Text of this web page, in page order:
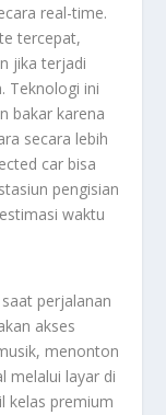
real-time.
tercepat,
jika terjadi
Teknologi ini
bakar karena
secara lebih
car bisa
pengisian
waktu
perjalanan
akses
menonton
melalui layar di
kelas premium